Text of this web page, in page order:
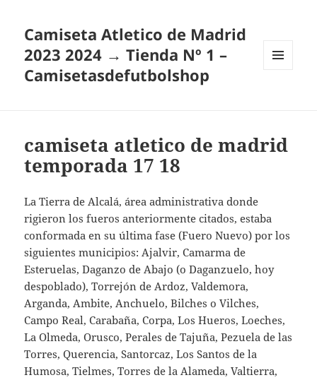
Camiseta Atletico de Madrid
2023 2024 → Tienda Nº 1 –
Camisetasdefutbolshop
camiseta atletico de madrid
temporada 17 18
La Tierra de Alcalá, área administrativa donde
rigieron los fueros anteriormente citados, estaba
conformada en su última fase (Fuero Nuevo) por los
siguientes municipios: Ajalvir, Camarma de
Esteruelas, Daganzo de Abajo (o Daganzuelo, hoy
despoblado), Torrejón de Ardoz, Valdemora,
Arganda, Ambite, Anchuelo, Bilches o Vilches,
Campo Real, Carabaña, Corpa, Los Hueros, Loeches,
La Olmeda, Orusco, Perales de Tajuña, Pezuela de las
Torres, Querencia, Santorcaz, Los Santos de la
Humosa, Tielmes, Torres de la Alameda, Valtierra,